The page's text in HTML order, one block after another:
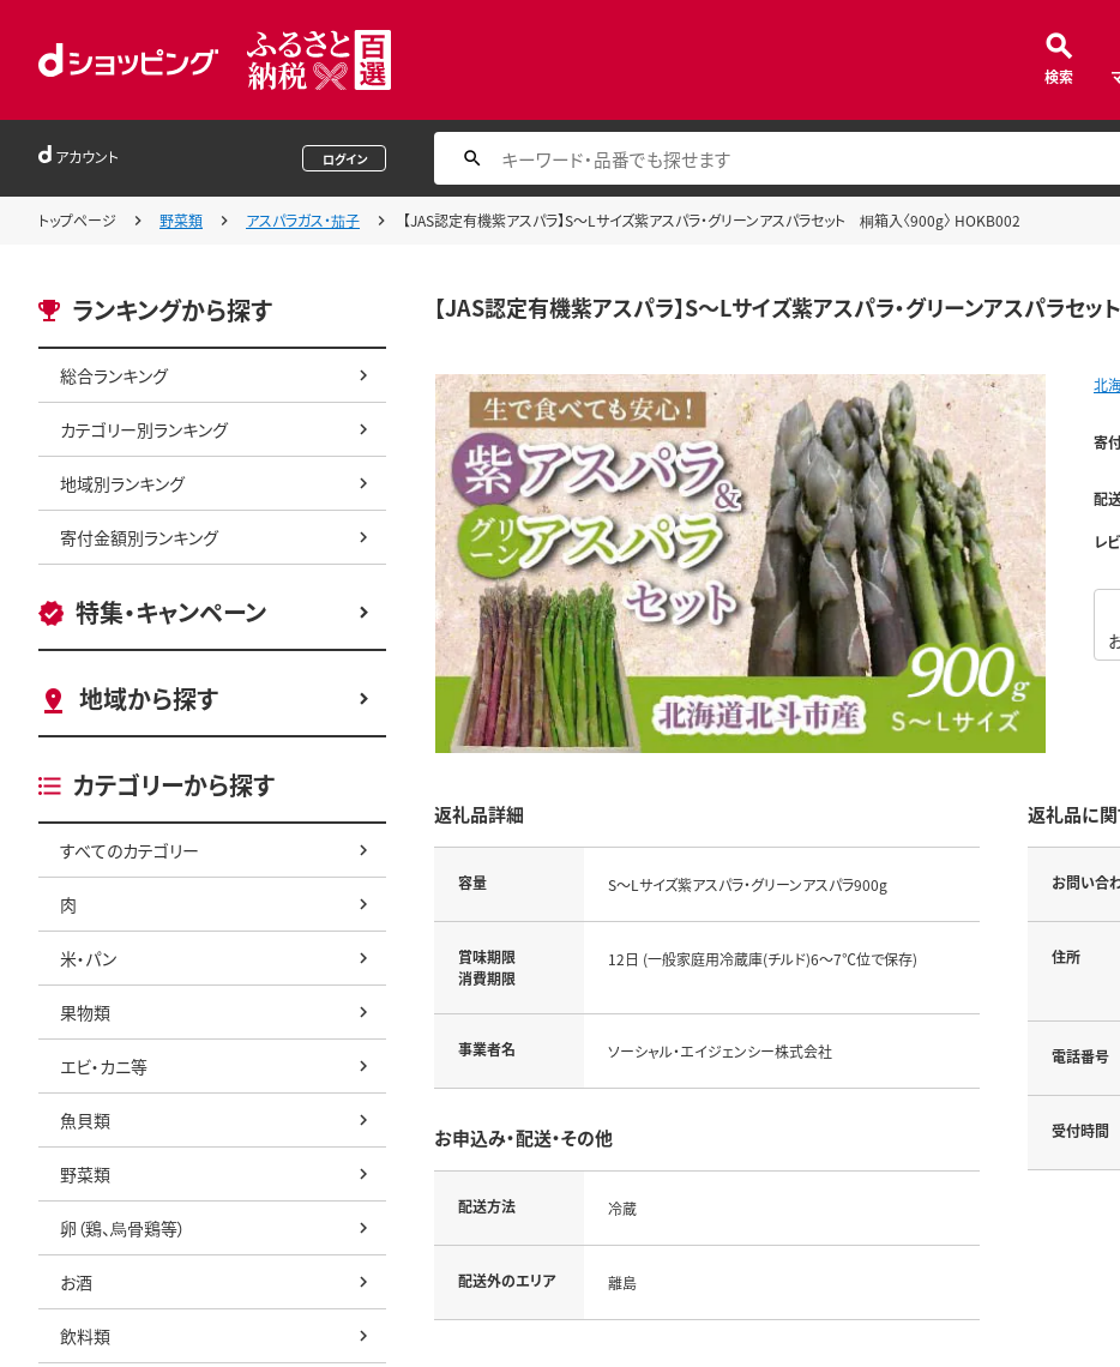
検索
アカウント ログイン
トップページ 野菜類 アスパラガス・茄子 【JAS認定有機紫アスパラ】S～Lサイズ紫アスパラ・グリーンアスパラセット 桐箱入〈900g〉 HOKB002
ランキングから探す
総合ランキング
カテゴリー別ランキング
地域別ランキング
寄付金額別ランキング
特集・キャンペーン
地域から探す
カテゴリーから探す
すべてのカテゴリー
肉
米・パン
果物類
エビ・カニ等
魚貝類
野菜類
卵（鶏、烏骨鶏等）
お酒
飲料類
【JAS認定有機紫アスパラ】S～Lサイズ紫アスパラ・グリーンアスパラセ
北
寄
配
レ
返礼品詳細
容量 S～Lサイズ紫アスパラ・グリーンアスパラ900g
賞味期限
消費期限
12日 (一般家庭用冷蔵庫(チルド)6～7℃位で保存)
事業者名 ソーシャル・エイジェンシー株式会社
お申込み・配送・その他
配送方法 冷蔵
配送外のエリア 離島
返礼品に
お問い合
住所
電話番号
受付時間